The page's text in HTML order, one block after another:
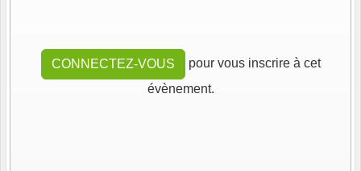
CONNECTEZ-VOUS
pour vous inscrire à cet
évènement.